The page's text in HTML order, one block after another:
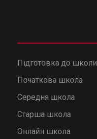
Підготовка до школи
Початкова школа
Середня школа
Старша школа
Онлайн школа